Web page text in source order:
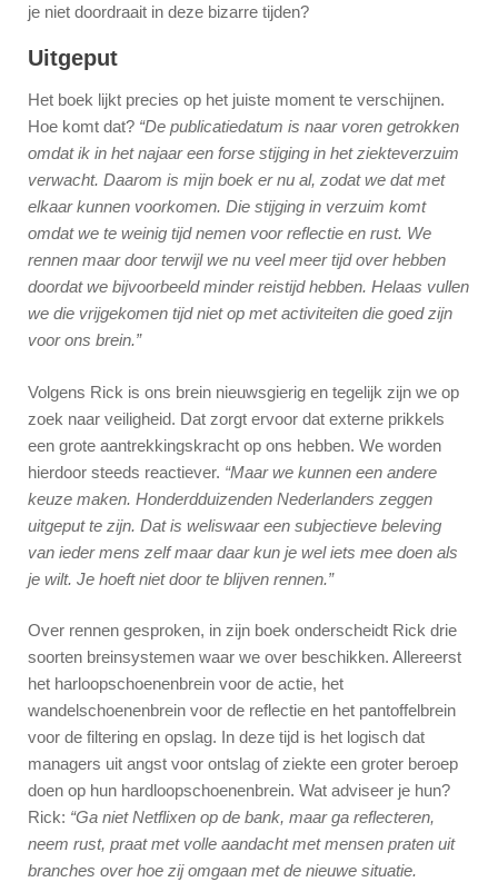
je niet doordraait in deze bizarre tijden?
Uitgeput
Het boek lijkt precies op het juiste moment te verschijnen.
Hoe komt dat? “De publicatiedatum is naar voren getrokken
omdat ik in het najaar een forse stijging in het ziekteverzuim
verwacht. Daarom is mijn boek er nu al, zodat we dat met
elkaar kunnen voorkomen. Die stijging in verzuim komt
omdat we te weinig tijd nemen voor reflectie en rust. We
rennen maar door terwijl we nu veel meer tijd over hebben
doordat we bijvoorbeeld minder reistijd hebben. Helaas vullen
we die vrijgekomen tijd niet op met activiteiten die goed zijn
voor ons brein.”
Volgens Rick is ons brein nieuwsgierig en tegelijk zijn we op
zoek naar veiligheid. Dat zorgt ervoor dat externe prikkels
een grote aantrekkingskracht op ons hebben. We worden
hierdoor steeds reactiever. “Maar we kunnen een andere
keuze maken. Honderdduizenden Nederlanders zeggen
uitgeput te zijn. Dat is weliswaar een subjectieve beleving
van ieder mens zelf maar daar kun je wel iets mee doen als
je wilt. Je hoeft niet door te blijven rennen.”
Over rennen gesproken, in zijn boek onderscheidt Rick drie
soorten breinsystemen waar we over beschikken. Allereerst
het harloopschoenenbrein voor de actie, het
wandelschoenenbrein voor de reflectie en het pantoffelbrein
voor de filtering en opslag. In deze tijd is het logisch dat
managers uit angst voor ontslag of ziekte een groter beroep
doen op hun hardloopschoenenbrein. Wat adviseer je hun?
Rick: “Ga niet Netflixen op de bank, maar ga reflecteren,
neem rust, praat met volle aandacht met mensen praten uit
branches over hoe zij omgaan met de nieuwe situatie.